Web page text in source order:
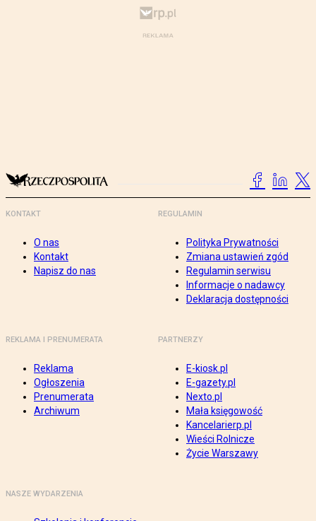
KONTAKT
O nas
Kontakt
Napisz do nas
REGULAMIN
Polityka Prywatności
Zmiana ustawień zgód
Regulamin serwisu
Informacje o nadawcy
Deklaracja dostępności
REKLAMA I PRENUMERATA
Reklama
Ogłoszenia
Prenumerata
Archiwum
PARTNERZY
E-kiosk.pl
E-gazety.pl
Nexto.pl
Mała księgowość
Kancelarierp.pl
Wieści Rolnicze
Życie Warszawy
NASZE WYDARZENIA